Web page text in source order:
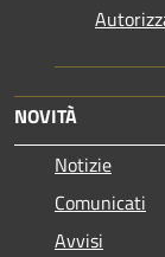
NOVITÀ
Notizie
Comunicati
Avvisi